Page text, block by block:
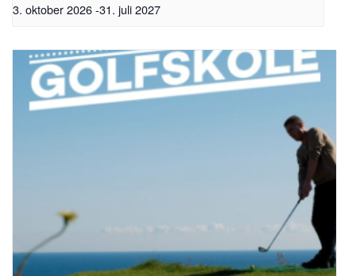
3. oktober 2026-31. juli 2027